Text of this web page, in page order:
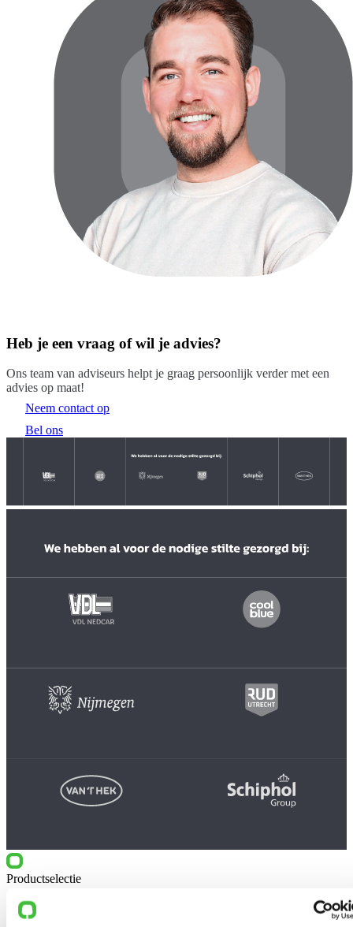
LED-verlichting wordt automatisch ingeschakeld door
een bewegingssensor.
Elektrificatie:
Stroommodule: 2 x 230V stopcontacten + 2 x USB-
aansluitingen + 2 x USB-C.
* Positie scharnieren links of rechts zonder meerprijs.
Heb je een vraag of wil je advies?
Ons team van adviseurs helpt je graag persoonlijk verder met een
advies op maat!
Neem contact op
Bel ons
Productselectie
Vergelijkbare producten